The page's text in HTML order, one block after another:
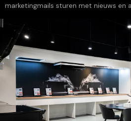
marketingmails sturen met nieuws en